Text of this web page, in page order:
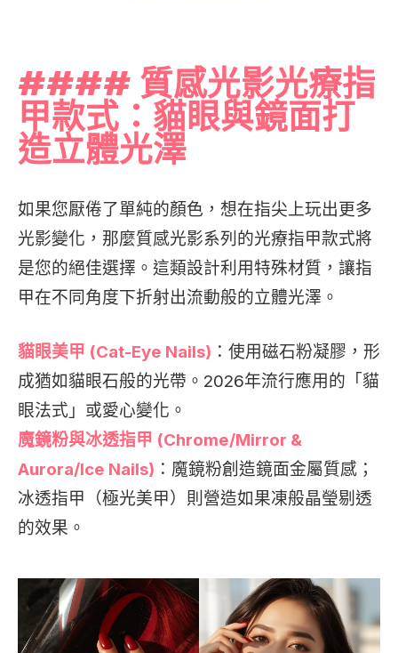
#### 質感光影光療指
甲款式：貓眼與鏡面打
造立體光澤
如果您厭倦了單純的顏色，想在指尖上玩出更多
光影變化，那麼質感光影系列的光療指甲款式將
是您的絕佳選擇。這類設計利用特殊材質，讓指
甲在不同角度下折射出流動般的立體光澤。
貓眼美甲 (Cat-Eye Nails) ：使用磁石粉凝膠，形
成猶如貓眼石般的光帶。2026年流行應用的「貓
眼法式」或愛心變化。
魔鏡粉與冰透指甲 (Chrome/Mirror &
Aurora/Ice Nails) ：魔鏡粉創造鏡面金屬質感；
冰透指甲（極光美甲）則營造如果凍般晶瑩剔透
的效果。